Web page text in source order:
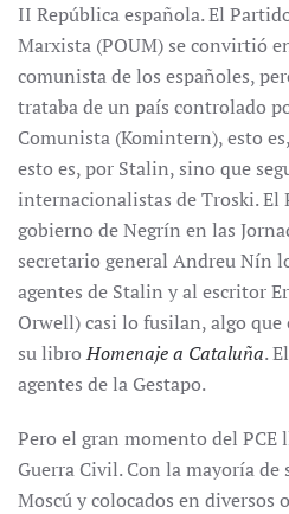
II República española. El
Marxista (POUM) se convirtió
comunista de los españoles,
trataba de un país controlado
Comunista (Komintern), esto
esto es, por Stalin, sino que
internacionalistas de Troski. El
gobierno de Negrín en las
secretario general Andreu Nín
agentes de Stalin y al escritor
Orwell) casi lo fusilan, algo
su libroHomenaje a Cataluña.
agentes de la Gestapo.
Pero el gran momento del PCE
Guerra Civil. Con la mayoría de
Moscú y colocados en diversos